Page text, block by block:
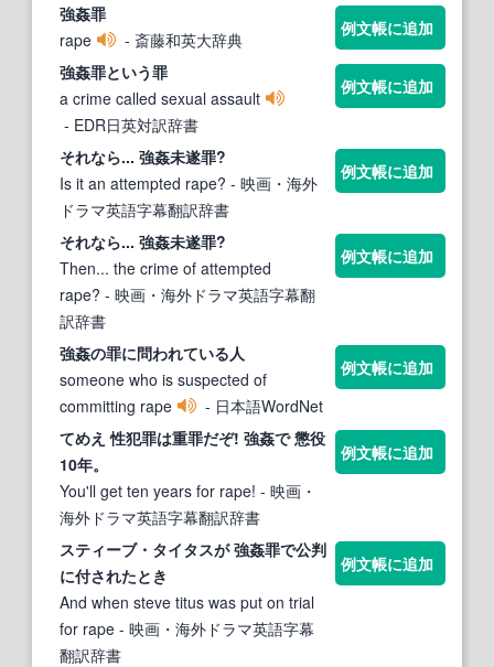
強姦罪
rape
- 斎藤和英大辞典
例文帳に追加
強姦罪という罪
a crime called sexual assault
- EDR日英対訳辞書
例文帳に追加
それなら... 強姦未遂罪?
Is it an attempted rape? - 映画・海外
ドラマ英語字幕翻訳辞書
例文帳に追加
それなら... 強姦未遂罪?
Then... the crime of attempted
rape? - 映画・海外ドラマ英語字幕翻
訳辞書
例文帳に追加
強姦の罪に問われている人
someone who is suspected of
committing rape
- 日本語WordNet
例文帳に追加
てめえ 性犯罪は重罪だぞ! 強姦で 懲役
10年。
You'll get ten years for rape! - 映画・
海外ドラマ英語字幕翻訳辞書
例文帳に追加
スティーブ・タイタスが強姦罪で公判
に付されたとき
And when steve titus was put on trial
for rape - 映画・海外ドラマ英語字幕
翻訳辞書
例文帳に追加